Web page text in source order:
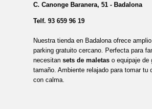
C. Canonge Baranera, 51 - Badalona
Telf. 93 659 96 19
Nuestra tienda en Badalona ofrece
parking gratuito cercano. Perfecta para
necesitan sets de maletaso equipaje de
tamaño. Ambiente relajado para tomar tu
con calma.